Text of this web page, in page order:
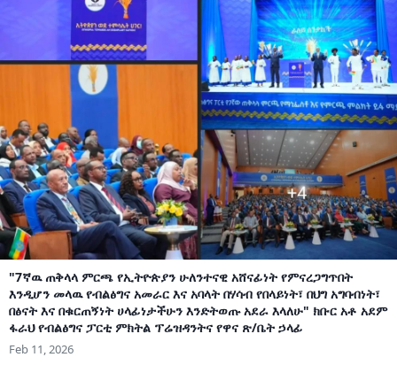
"7ኛዉ ጠቅላላ ምርጫ የኢትዮጵያን ሁለንተናዊ አሸናፊነት የምናረጋግጥበት
እንዲሆን መላዉ የብልፅግና አመራር እና አባላት በሃሳብ የበላይነት፣ በህግ አግባብነት፣
በፅናት እና በቁርጠኝነት ሀላፊነታችሁን እንድትወጡ አደራ እላለሁ" ክቡር አቶ አደም
ፋራህ የብልፅግና ፓርቲ ምክትል ፕሬዝዳንትና የዋና ጽ/ቤት ኃላፊ
Feb 11, 2026